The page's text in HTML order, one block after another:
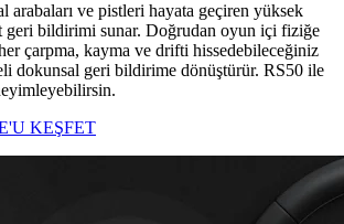
arabaları ve pistleri hayata geçiren yüksek
bildirimi sunar. Doğrudan oyun içi fiziğe
çarpma, kayma ve drifti hissedebileceğiniz
dokunsal geri bildirime dönüştürür. RS50 ile
KEŞFET